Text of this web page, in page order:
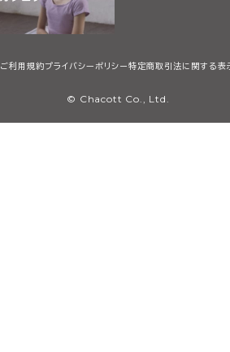
ご利用規約プライバシーポリシー特定商取引法に関する表
© Chacott Co., Ltd.